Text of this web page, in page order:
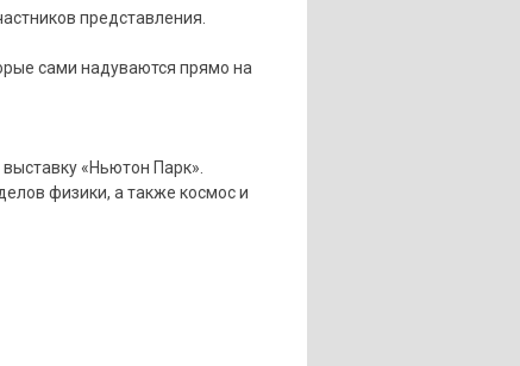
представления.
сами надуваются прямо на
«Ньютон Парк».
физики, а также космос и